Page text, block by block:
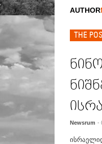
AUTHOR
THE
Newsrum -